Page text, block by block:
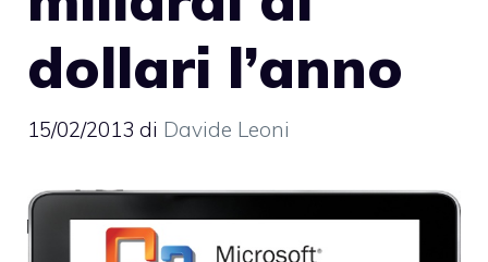
dollari l’anno
15/02/2013 di Davide Leoni